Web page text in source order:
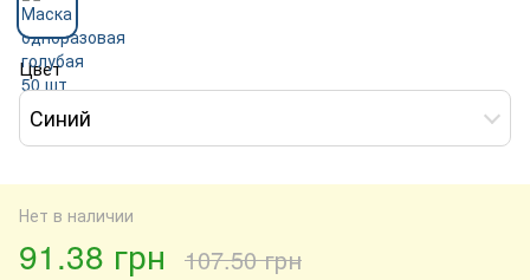
Цвет
Синий
Нет в наличии
91.38 грн 107.50 грн